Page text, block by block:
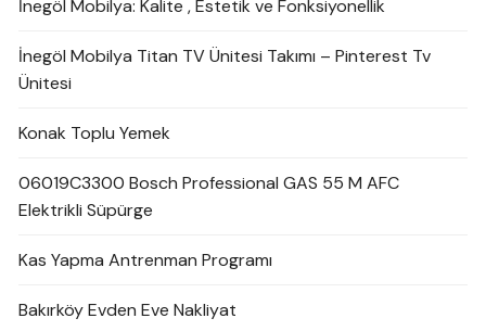
İnegöl Mobilya: Kalite , Estetik ve Fonksiyonellik
İnegöl Mobilya Titan TV Ünitesi Takımı – Pinterest Tv
Ünitesi
Konak Toplu Yemek
06019C3300 Bosch Professional GAS 55 M AFC
Elektrikli Süpürge
Kas Yapma Antrenman Programı
Bakırköy Evden Eve Nakliyat